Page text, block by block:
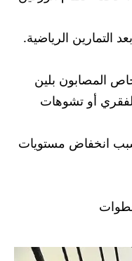
التمارين الرياضية.
المصابون بلين
أو تشوهات
انخفاض مستويات